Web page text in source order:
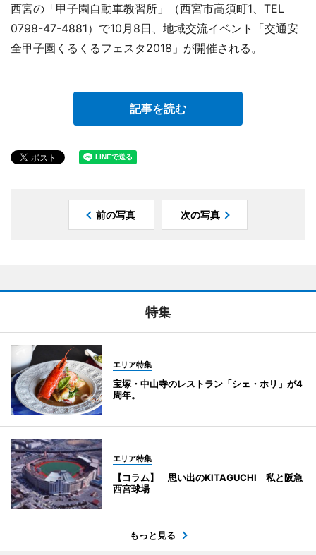
西宮の「甲子園自動車教習所」（西宮市高須町1、TEL
0798-47-4881）で10月8日、地域交流イベント「交通安
全甲子園くるくるフェスタ2018」が開催される。
記事を読む
前の写真 次の写真
特集
エリア特集
宝塚・中山寺のレストラン「シェ・ホリ」が4
周年。
エリア特集
【コラム】 思い出のKITAGUCHI 私と阪急
西宮球場
もっと見る